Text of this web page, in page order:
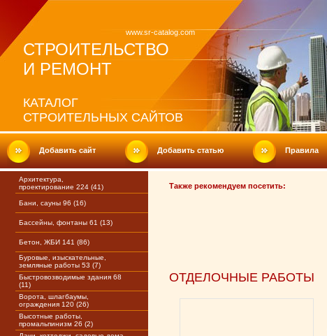
www.sr-catalog.com
СТРОИТЕЛЬСТВО
И РЕМОНТ
КАТАЛОГ
СТРОИТЕЛЬНЫХ САЙТОВ
Добавить сайт Добавить статью Правила
Архитектура,
проектирование 224 (41)
Бани, сауны 96 (16)
Бассейны, фонтаны 61 (13)
Бетон, ЖБИ 141 (86)
Буровые, изыскательные,
земляные работы 53 (7)
Быстровозводимые здания 68
(11)
Ворота, шлагбаумы,
ограждения 120 (26)
Высотные работы,
промальпинизм 26 (2)
Также рекомендуем посетить:
ОТДЕЛОЧНЫЕ РАБОТЫ